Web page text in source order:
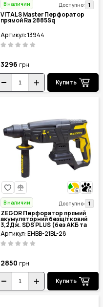
В наличии
Доступно: 1
VITALS Master Перфоратор
прямой Ra 2885Sq
Артикул: 13944
3296 грн
Купить
6
6
В наличии
Доступно: 1
ZEGOR Перфоратор прямий
акумуляторний безщітковий
3,2Дж. SDS PLUS (без АКБ та
ЗП+кейс) EHBB-21BL-28
Артикул: EHBB-21BL-28
2850 грн
Купить